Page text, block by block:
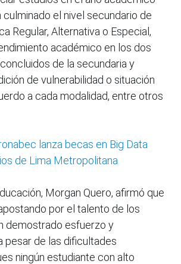
culminado el nivel secundario de
Regular, Alternativa o Especial,
académico en los dos
de la secundaria y
de vulnerabilidad o situación
a cada modalidad, entre otros
lanza becas en Big Data
de Lima Metropolitana
Morgan Quero, afirmó que
por el talento de los
demostrado esfuerzo y
pesar de las dificultades
ningún estudiante con alto